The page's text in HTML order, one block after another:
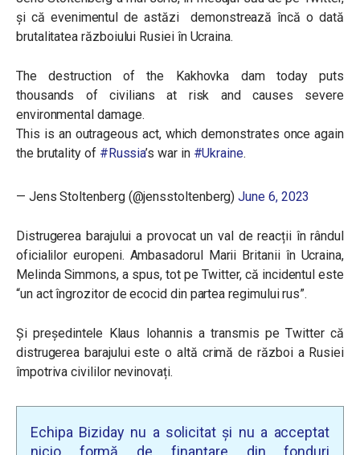
și că evenimentul de astăzi demonstrează încă o dată
brutalitatea războiului Rusiei în Ucraina.
The destruction of the Kakhovka dam today puts
thousands of civilians at risk and causes severe
environmental damage.
This is an outrageous act, which demonstrates once again
the brutality of #Russia’s war in #Ukraine.
— Jens Stoltenberg (@jensstoltenberg)June 6, 2023
Distrugerea barajului a provocat un val de reacții în rândul
oficialilor europeni. Ambasadorul Marii Britanii în Ucraina,
Melinda Simmons, a spus, tot pe Twitter, că incidentul este
“un act îngrozitor de ecocid din partea regimului rus”.
Și președintele Klaus Iohannis a transmis pe Twitter că
distrugerea barajului este o altă crimă de război a Rusiei
împotriva civililor nevinovați.
Echipa Biziday nu a solicitat și nu a acceptat
nicio formă de finanțare din fonduri